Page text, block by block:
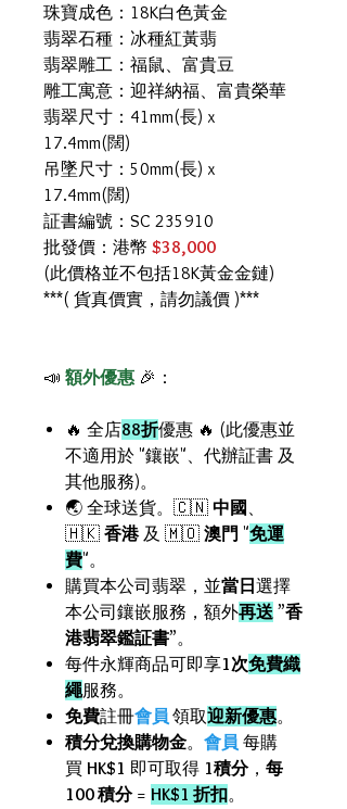
珠寶成色：18K白色黃金
翡翠石種：冰種紅黃翡
翡翠雕工：福鼠、富貴豆
雕工寓意：迎祥納福、富貴榮華
翡翠尺寸：41mm(長) x
17.4mm(闊)
吊墜尺寸：50mm(長) x
17.4mm(闊)
証書編號：SC 235910
批發價：港幣 $38,000
(此價格並不包括18K黃金金鏈)
***( 貨真價實，請勿議價 )***
📣 額外優惠 🎉：
🔥 全店88折優惠 🔥 (此優惠並
不適用於 "鑲嵌"、代辦証書 及
其他服務)。
🌏 全球送貨。🇨🇳 中國 、
🇭🇰 香港及 🇲🇴 澳門 "免運
費"。
購買本公司翡翠，並當日 選擇
本公司鑲嵌服務，額外再送 ”香
港翡翠鑑証書”。
每件永輝商品可即享1次免費織
繩服務。
免費註冊會員 領取迎新優惠。
積分兌換購物金。 會員 每購
買 HK$1 即可取得 1積分， 每
100 積分= HK$1 折扣。